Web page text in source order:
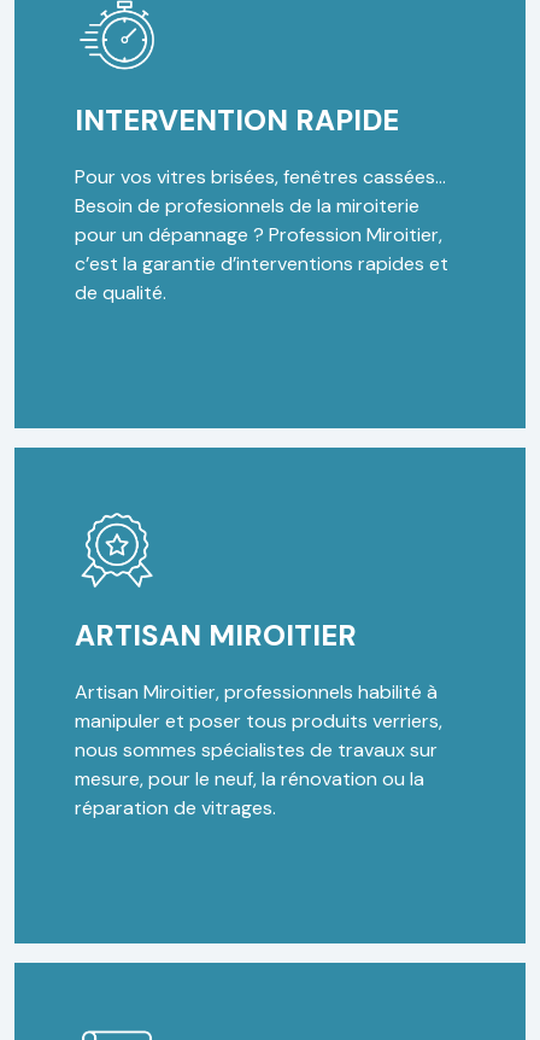
INTERVENTION RAPIDE
Pour vos vitres brisées, fenêtres cassées…
Besoin de profesionnels de la miroiterie
pour un dépannage ? Profession Miroitier,
c’est la garantie d’interventions rapides et
de qualité.
ARTISAN MIROITIER
Artisan Miroitier, professionnels habilité à
manipuler et poser tous produits verriers,
nous sommes spécialistes de travaux sur
mesure, pour le neuf, la rénovation ou la
réparation de vitrages.